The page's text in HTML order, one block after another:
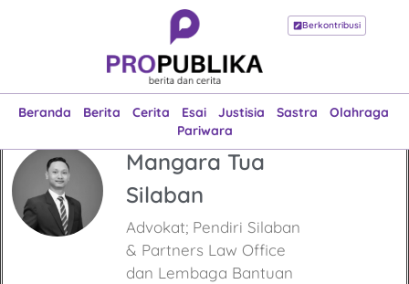
Berkontribusi
Beranda Berita Cerita Esai Justisia Sastra
Olahraga
Pariwara
Beranda
Esai
Justisia
Sastra
Olahraga
Pariwara
Mangara Tua
Silaban
Advokat; Pendiri Silaban
& Partners Law Office
dan Lembaga Bantuan